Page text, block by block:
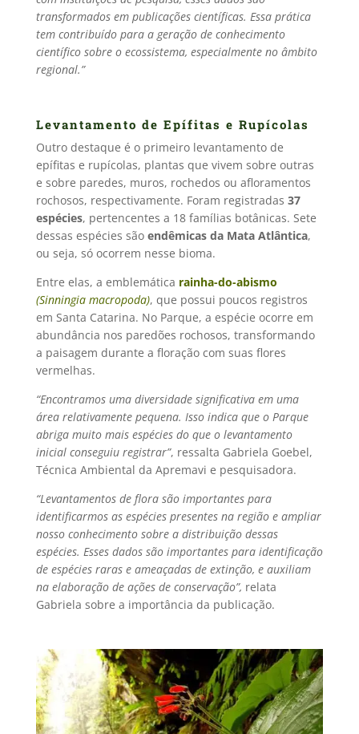
transformados em publicações científicas. Essa prática
tem contribuído para a geração de conhecimento
científico sobre o ecossistema, especialmente no âmbito
regional.”
Levantamento de Epífitas e Rupícolas
Outro destaque é o primeiro levantamento de
epífitas e rupícolas, plantas que vivem sobre outras
e sobre paredes, muros, rochedos ou afloramentos
rochosos, respectivamente. Foram registradas 37
espécies, pertencentes a 18 famílias botânicas. Sete
dessas espécies são endêmicas da Mata Atlântica,
ou seja, só ocorrem nesse bioma.
Entre elas, a emblemática rainha-do-abismo
(Sinningia macropoda), que possui poucos registros
em Santa Catarina. No Parque, a espécie ocorre em
abundância nos paredões rochosos, transformando
a paisagem durante a floração com suas flores
vermelhas.
“Encontramos uma diversidade significativa em uma
área relativamente pequena. Isso indica que o Parque
abriga muito mais espécies do que o levantamento
inicial conseguiu registrar”, ressalta Gabriela Goebel,
Técnica Ambiental da Apremavi e pesquisadora.
“Levantamentos de flora são importantes para
identificarmos as espécies presentes na região e ampliar
nosso conhecimento sobre a distribuição dessas
espécies. Esses dados são importantes para identificação
de espécies raras e ameaçadas de extinção, e auxiliam
na elaboração de ações de conservação”, relata
Gabriela sobre a importância da publicação.